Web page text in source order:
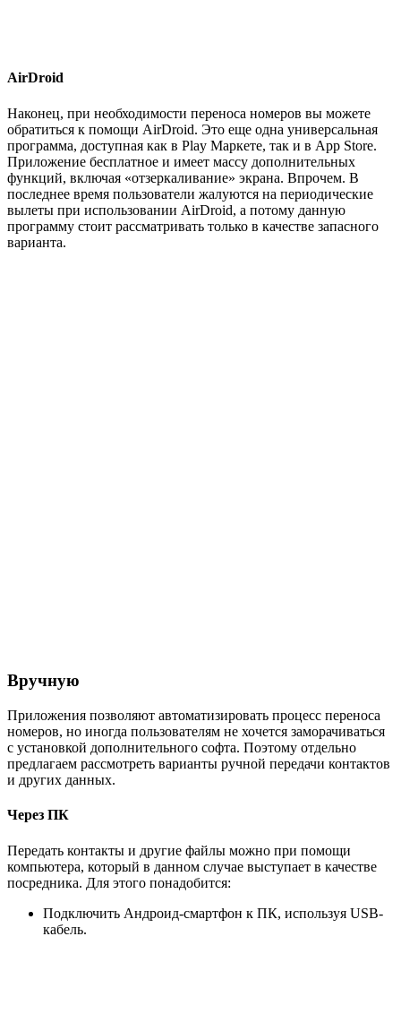
AirDroid
Наконец, при необходимости переноса номеров вы можете
обратиться к помощи AirDroid. Это еще одна универсальная
программа, доступная как в Play Маркете, так и в App Store.
Приложение бесплатное и имеет массу дополнительных
функций, включая «отзеркаливание» экрана. Впрочем. В
последнее время пользователи жалуются на периодические
вылеты при использовании AirDroid, а потому данную
программу стоит рассматривать только в качестве запасного
варианта.
Вручную
Приложения позволяют автоматизировать процесс переноса
номеров, но иногда пользователям не хочется заморачиваться
с установкой дополнительного софта. Поэтому отдельно
предлагаем рассмотреть варианты ручной передачи контактов
и других данных.
Через ПК
Передать контакты и другие файлы можно при помощи
компьютера, который в данном случае выступает в качестве
посредника. Для этого понадобится:
Подключить Андроид-смартфон к ПК, используя USB-
кабель.